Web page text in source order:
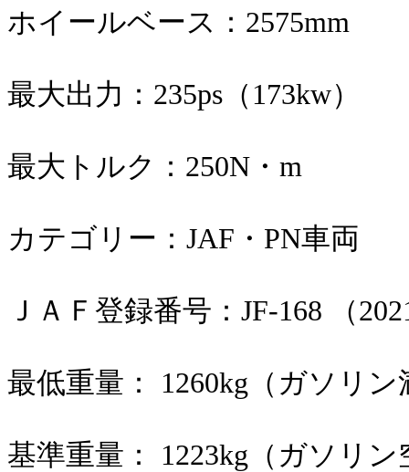
ホイールベース：2575mm
最大出力：235ps（173kw）
最大トルク：250N・m
カテゴリー：JAF・PN車両
ＪＡＦ登録番号：JF-168 （
最低重量： 1260kg（ガソリ
基準重量： 1223kg（ガソリ